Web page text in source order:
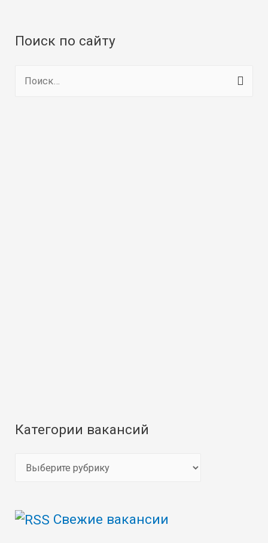
Поиск по сайту
Категории вакансий
е
Свежие вакансии